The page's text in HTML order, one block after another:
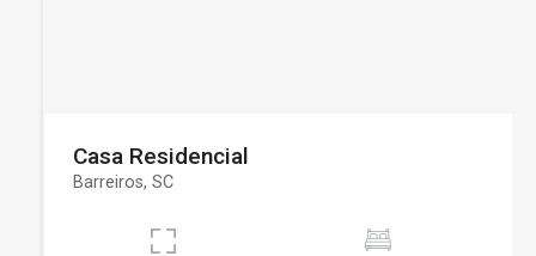
Casa Residencial
Barreiros, SC